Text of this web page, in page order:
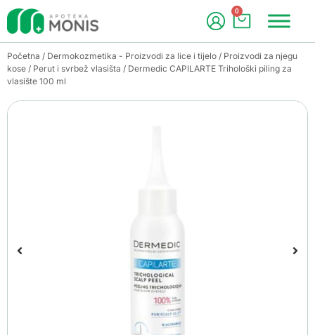
0
Početna / Dermokozmetika - Proizvodi za lice i tijelo / Proizvodi za njegu
kose / Perut i svrbež vlasišta / Dermedic CAPILARTE Trihološki piling za
vlasište 100 ml